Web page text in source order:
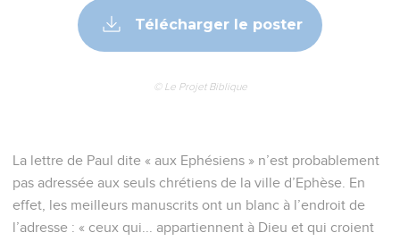
Télécharger le poster
© Le Projet Biblique
La lettre de Paul dite « aux Ephésiens » n’est probablement
pas adressée aux seuls chrétiens de la ville d’Ephèse. En
effet, les meilleurs manuscrits ont un blanc à l’endroit de
l’adresse : « ceux qui... appartiennent à Dieu et qui croient